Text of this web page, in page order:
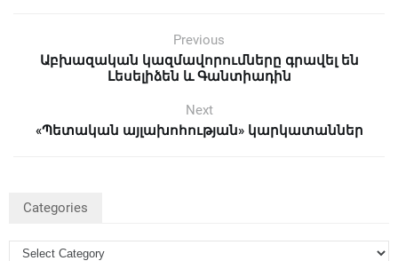
Previous
Աբխազական կազմավորումները գրավել են
Լեսելիձեն և Գանտիադին
Next
«Պետական այլախոհության» կարկատաններ
Categories